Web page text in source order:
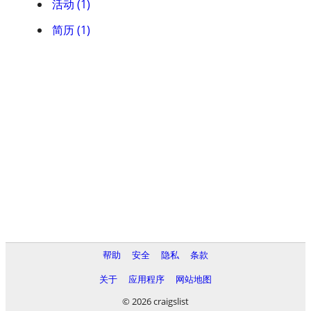
活动 (1)
简历 (1)
帮助 安全 隐私
条款
关于
应用程序
网站地图
© 2026 craigslist